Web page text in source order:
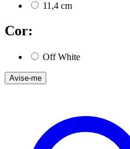
11,4 cm
Cor:
Off White
Avise-me